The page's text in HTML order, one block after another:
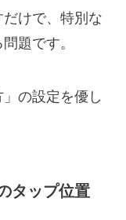
けで、特別な
題です。
の設定を優し
タップ位置